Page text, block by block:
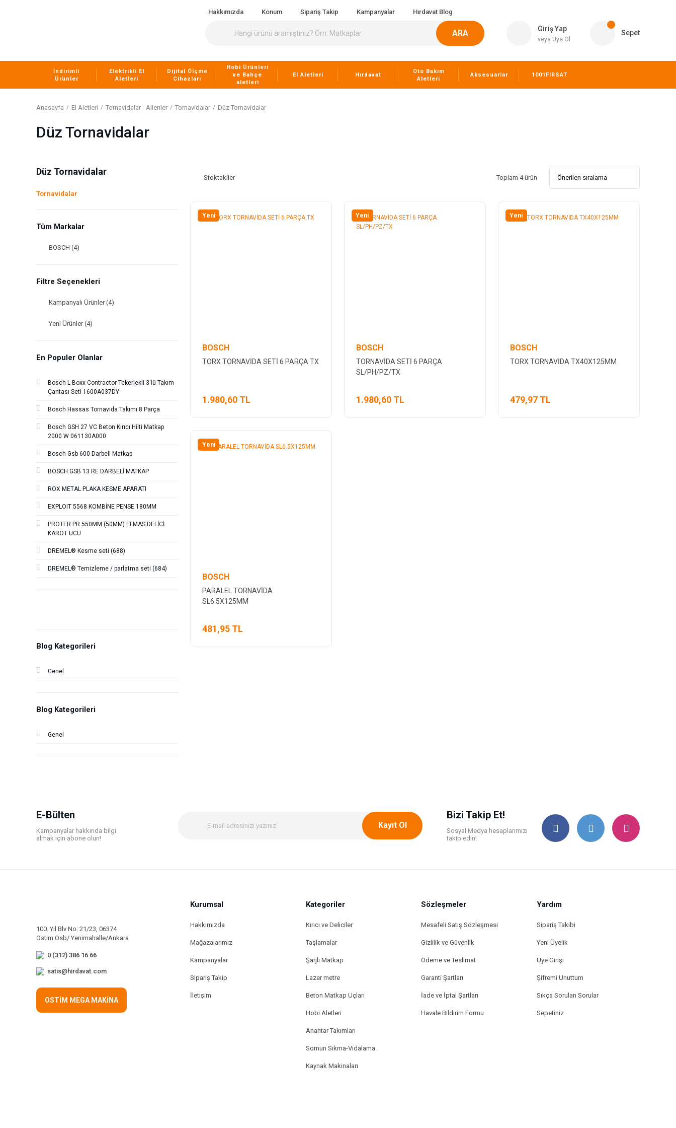
Hakkımızda Konum Sipariş Takip Kampanyalar Hırdavat Blog
ARA Giriş Yap
veya Üye Ol
Sepet
İndirimli
Ürünler
Elektrikli El
Aletleri
Dijital Ölçme
Cihazları
Hobi Ürünleri
ve Bahçe
aletleri
El Aletleri Hırdavat
Oto Bakım
Aletleri
Aksesuarlar 1001FIRSAT
Anasayfa El Aletleri Tornavidalar - Allenler Tornavidalar Düz Tornavidalar
Düz Tornavidalar
Düz Tornavidalar
Tornavidalar
Tüm Markalar
BOSCH (4)
Filtre Seçenekleri
Kampanyalı Ürünler (4)
Yeni Ürünler (4)
En Populer Olanlar
Bosch L-Boxx Contractor Tekerlekli 3'lü Takım
Çantası Seti 1600A037DY
Bosch Hassas Tornavida Takımı 8 Parça
Bosch GSH 27 VC Beton Kırıcı Hilti Matkap
2000 W 061130A000
Bosch Gsb 600 Darbeli Matkap
BOSCH GSB 13 RE DARBELİ MATKAP
ROX METAL PLAKA KESME APARATI
EXPLOIT 5568 KOMBİNE PENSE 180MM
PROTER PR 550MM (50MM) ELMAS DELİCİ
KAROT UCU
DREMEL® Kesme seti (688)
DREMEL® Temizleme / parlatma seti (684)
Blog Kategorileri
Genel
Blog Kategorileri
Genel
Stoktakiler Toplam 4 ürün
Yeni
BOSCH
TORX TORNAVİDA SETİ 6 PARÇA TX
1.980,60 TL
Yeni
BOSCH
TORNAVİDA SETİ 6 PARÇA
SL/PH/PZ/TX
1.980,60 TL
Yeni
BOSCH
TORX TORNAVİDA TX40X125MM
479,97 TL
Yeni
BOSCH
PARALEL TORNAVİDA
SL6.5X125MM
481,95 TL
E-Bülten
Kampanyalar hakkında bilgi
almak için abone olun!
Kayıt Ol
Bizi Takip Et!
Sosyal Medya hesaplarımızı
takip edin!
100. Yıl Blv No: 21/23, 06374
Ostim Osb/ Yenimahalle/Ankara
0 (312) 386 16 66
satis@hirdavat.com
OSTİM MEGA MAKİNA
Kurumsal
Hakkımızda
Mağazalarımız
Kampanyalar
Sipariş Takip
İletişim
Kategoriler
Kırıcı ve Deliciler
Taşlamalar
Şarjlı Matkap
Lazer metre
Beton Matkap Uçları
Hobi Aletleri
Anahtar Takımları
Somun Sıkma-Vidalama
Kaynak Makinaları
Sözleşmeler
Mesafeli Satış Sözleşmesi
Gizlilik ve Güvenlik
Ödeme ve Teslimat
Garanti Şartları
İade ve İptal Şartları
Havale Bildirim Formu
Yardım
Sipariş Takibi
Yeni Üyelik
Üye Girişi
Şifremi Unuttum
Sıkça Sorulan Sorular
Sepetiniz